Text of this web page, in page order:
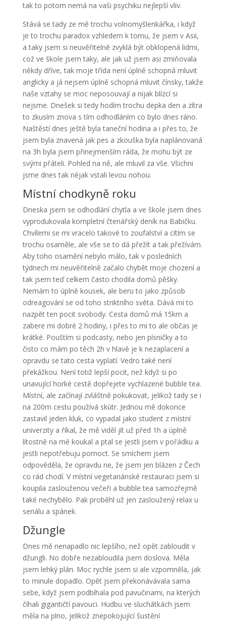
tak to potom nemá na vaši psychiku nejlepší vliv.
Stává se tady ze mě trochu volnomyšlenkářka, i když
je to trochu paradox vzhledem k tomu, že jsem v Asii,
a taky jsem si neuvěřitelně zvyklá být obklopená lidmi,
což ve škole jsem taky, ale jak už jsem asi zmiňovala
někdy dříve, tak moje třída není úplně schopná mluvit
anglicky a já nejsem úplně schopná mluvit čínsky, takže
naše vztahy se moc neposouvají a nijak blízcí si
nejsme. Dnešek si tedy hodím trochu depka den a zítra
to zkusím znova s tím odhodláním co bylo dnes ráno.
Naštěstí dnes ještě byla taneční hodina a i přes to, že
jsem byla znavená jak pes a zkouška byla naplánovaná
na 3h byla jsem přinejmenším ráda, že mohu být ze
svými přáteli. Pohled na ně, ale mluvil za vše. Všichni
jsme dnes tak nějak vstali levou nohou.
Místní chodkyně roku
Dneska jsem se odhodlání chytla a ve škole jsem dnes
vyprodukovala kompletní čtenářský deník na Babičku.
Chvílemi se mi vracelo takové to zoufalství a cítím se
trochu osaměle, ale vše se to dá přežít a tak přežívám.
Aby toho osamění nebylo málo, tak v posledních
týdnech mi neuvěřitelně začalo chybět moje chození a
tak jsem teď celkem často chodila domů pěšky.
Nemám to úplně kousek, ale beru to jako způsob
odreagování se od toho striktního světa. Dává mi to
nazpět ten pocit svobody. Cesta domů má 15km a
zabere mi dobré 2 hodiny, i přes to mi to ale občas je
krátké. Pouštím si podcasty, nebo jen písničky a to
čisto co mám po těch 2h v hlavě je k nezaplacení a
opravdu se tato cesta vyplatí. Vedro také není
překážkou. Není totiž lepší pocit, než když si po
unavující horké cestě dopřejete vychlazené bubble tea.
Místní, ale začínají zvláštně pokukovat, jelikož tady se i
na 200m cestu používá skútr. Jednou mě dokonce
zastavil jeden kluk, co vypadal jako student z místní
univerzity a říkal, že mě viděl jít už před 1h a úplně
lítostně na mě koukal a ptal se jestli jsem v pořádku a
jestli nepotřebuju pomoct. Se smíchem jsem
odpověděla, že opravdu ne, že jsem jen blázen z Čech
co rád chodí. V místní vegetariánské restauraci jsem si
koupila zaslouženou večeři a bubble tea samozřejmě
také nechybělo. Pak proběhl už jen zasloužený relax u
seriálu a spánek.
Džungle
Dnes mě nenapadlo nic lepšího, než opět zabloudit v
džungli. No dobře nezabloudila jsem doslova. Měla
jsem lehký plán. Moc rychle jsem si ale vzpomněla, jak
to minule dopadlo. Opět jsem překonávávala sama
sebe, když jsem podbíhala pod pavučinami, na kterých
číhali gigantičtí pavouci. Hudbu ve sluchátkách jsem
měla na plno, jelikož znepokojující šustění